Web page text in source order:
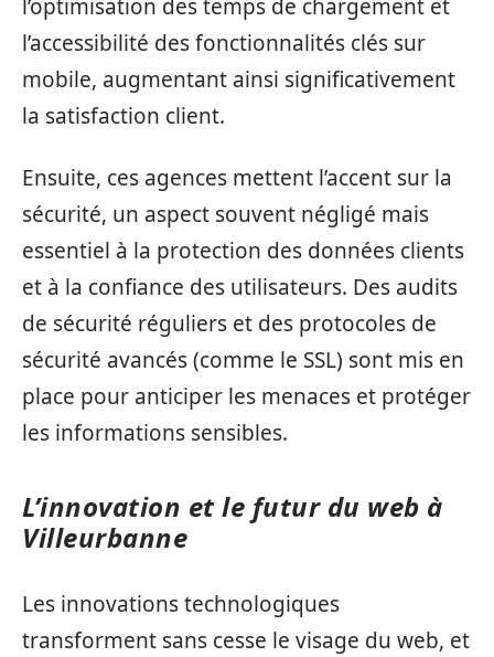
l’optimisation des temps de chargement et
l’accessibilité des fonctionnalités clés sur
mobile, augmentant ainsi significativement
la satisfaction client.
Ensuite, ces agences mettent l’accent sur la
sécurité, un aspect souvent négligé mais
essentiel à la protection des données clients
et à la confiance des utilisateurs. Des audits
de sécurité réguliers et des protocoles de
sécurité avancés (comme le SSL) sont mis en
place pour anticiper les menaces et protéger
les informations sensibles.
L’innovation et le futur du web à
Villeurbanne
Les innovations technologiques
transforment sans cesse le visage du web, et